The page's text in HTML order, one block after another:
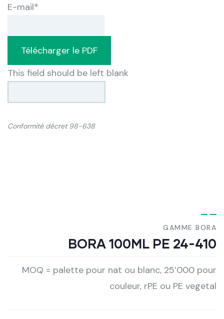
E-mail*
Télécharger le PDF
This field should be left blank
Conformité décret 98-638
GAMME BORA
BORA 100ML PE 24-410
MOQ = palette pour nat ou blanc, 25’000 pour
couleur, rPE ou PE vegetal